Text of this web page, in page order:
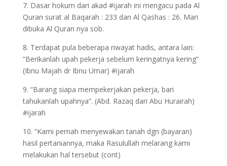
7. Dasar hokum dari akad #ijarah ini mengacu pada Al
Quran surat al Baqarah : 233 dan Al Qashas : 26. Mari
dibuka Al Quran nya sob.
8. Terdapat pula beberapa riwayat hadis, antara lain:
“Berikanlah upah pekerja sebelum keringatnya kering”
(Ibnu Majah dr Ibnu Umar) #ijarah
9. “Barang siapa mempekerjakan pekerja, bari
tahukanlah upahnya”. (Abd. Razaq dari Abu Hurairah)
#ijarah
10. “Kami pernah menyewakan tanah dgn (bayaran)
hasil pertaniannya, maka Rasulullah melarang kami
melakukan hal tersebut (cont)